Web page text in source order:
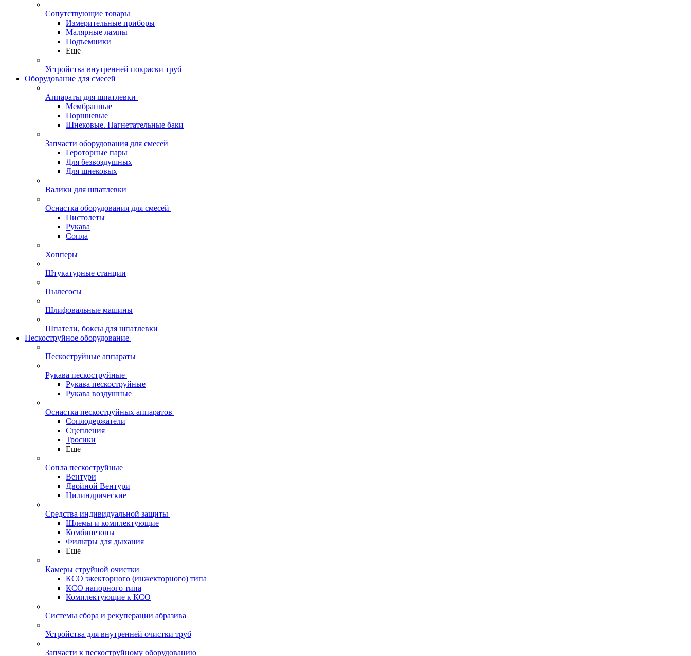
Сопутствующие товары
Измерительные приборы
Малярные лампы
Подъемники
Еще
Устройства внутренней покраски труб
Оборудование для смесей
Аппараты для шпатлевки
Мембранные
Поршневые
Шнековые. Нагнетательные баки
Запчасти оборудования для смесей
Героторные пары
Для безвоздушных
Для шнековых
Валики для шпатлевки
Оснастка оборудования для смесей
Пистолеты
Рукава
Сопла
Хопперы
Штукатурные станции
Пылесосы
Шлифовальные машины
Шпатели, боксы для шпатлевки
Пескоструйное оборудование
Пескоструйные аппараты
Рукава пескоструйные
Рукава пескоструйные
Рукава воздушные
Оснастка пескоструйных аппаратов
Соплодержатели
Сцепления
Тросики
Еще
Сопла пескоструйные
Вентури
Двойной Вентури
Цилиндрические
Средства индивидуальной защиты
Шлемы и комплектующие
Комбинезоны
Фильтры для дыхания
Еще
Камеры струйной очистки
КСО эжекторного (инжекторного) типа
КСО напорного типа
Комплектующие к КСО
Системы сбора и рекуперации абразива
Устройства для внутренней очистки труб
Запчасти к пескоструйному оборудованию